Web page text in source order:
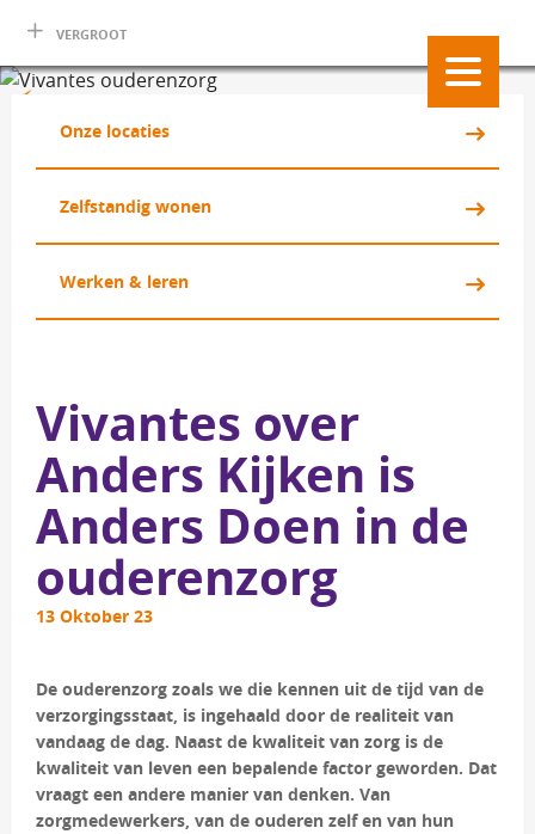
VERGROOT
Onze locaties
Zelfstandig wonen
Werken & leren
Vivantes over
Anders Kijken is
Anders Doen in de
ouderenzorg
13 Oktober 23
De ouderenzorg zoals we die kennen uit de tijd van de
verzorgingsstaat, is ingehaald door de realiteit van
vandaag de dag. Naast de kwaliteit van zorg is de
kwaliteit van leven een bepalende factor geworden. Dat
vraagt een andere manier van denken. Van
zorgmedewerkers, van de ouderen zelf en van hun